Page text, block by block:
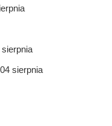
sierpnia
sierpnia